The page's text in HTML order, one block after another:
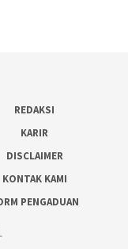
REDAKSI
KARIR
DISCLAIMER
KONTAK KAMI
PENGADUAN